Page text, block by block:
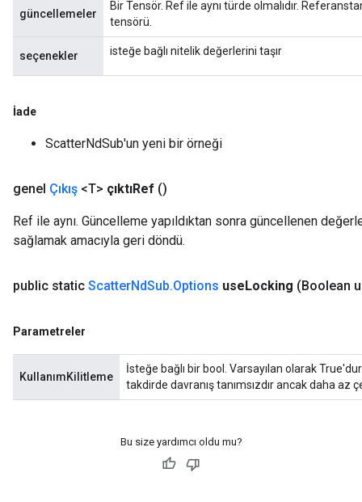
güncellemeler
Bir Tensör. Ref ile aynı türde olmalıdır.
tensörü.
seçenekler isteğe bağlı nitelik değerlerini taşır
İade
ScatterNdSub'un yeni bir örneği
genel Çıkış <T> çıktıRef ()
Ref ile aynı. Güncelleme yapıldıktan sonra güncellenen
sağlamak amacıyla geri döndü.
public static ScatterNdSub.Options useLocking (Boolean
Parametreler
KullanımKilitleme
İsteğe bağlı bir bool. Varsayılan olarak
takdirde davranış tanımsızdır ancak daha az
Bu size yardımcı oldu mu?